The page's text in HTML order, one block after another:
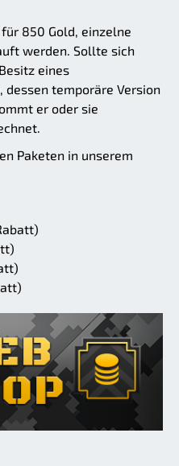
850 Gold, einzelne
werden. Sollte sich
eines
temporäre Version
er oder sie
Paketen in unserem